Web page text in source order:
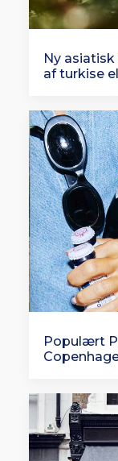
Ny
af turkise
Populært